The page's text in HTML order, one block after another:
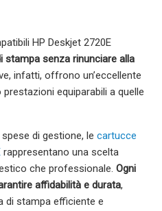
HP Deskjet 2720E
senza rinunciare alla
infatti, offrono un’eccellente
equiparabili a quelle
di gestione, le cartucce
rappresentano una scelta
che professionale. Ogni
affidabilità e durata,
di stampa efficiente e